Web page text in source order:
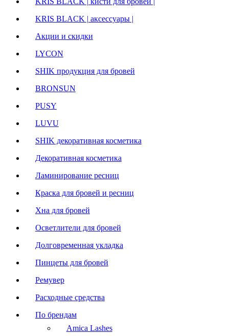
KRIS BLACK | аксессуары |
Акции и скидки
LYCON
SHIK продукция для бровей
BRONSUN
PUSY
LUVU
SHIK декоративная косметика
Декоративная косметика
Ламинирование ресниц
Краска для бровей и ресниц
Хна для бровей
Осветлители для бровей
Долговременная укладка
Пинцеты для бровей
Ремувер
Расходные средства
По брендам
Amica Lashes